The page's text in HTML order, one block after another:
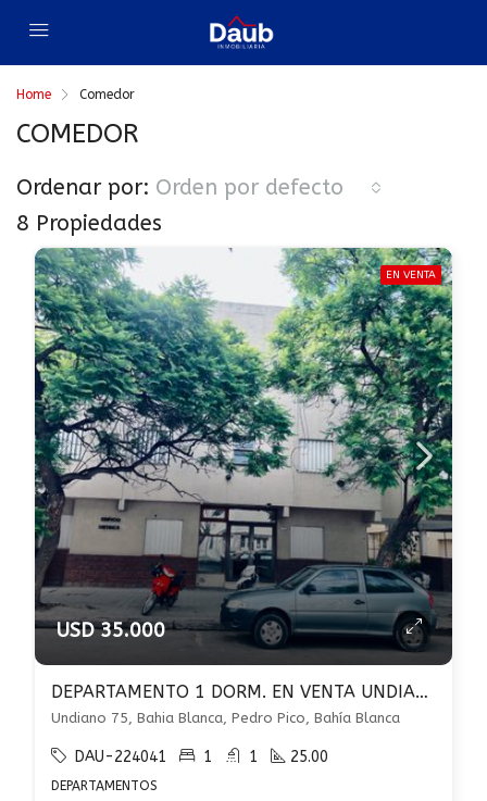
Home Comedor
COMEDOR
8 Propiedades
Ordenar por: Orden por defecto
EN VENTA
USD 35.000
DEPARTAMENTO 1 DORM. EN VENTA UNDIANO 75 U$S 35.000
Undiano 75, Bahia Blanca, Pedro Pico, Bahía Blanca
DAU-224041 1 1 25.00
DEPARTAMENTOS